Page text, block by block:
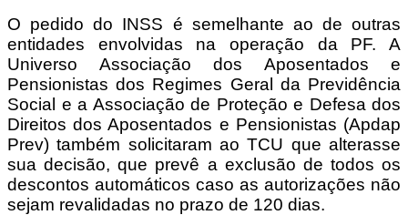
O pedido do INSS é semelhante ao de outras
entidades envolvidas na operação da PF. A
Universo Associação dos Aposentados e
Pensionistas dos Regimes Geral da Previdência
Social e a Associação de Proteção e Defesa dos
Direitos dos Aposentados e Pensionistas (Apdap
Prev) também solicitaram ao TCU que alterasse
sua decisão, que prevê a exclusão de todos os
descontos automáticos caso as autorizações não
sejam revalidadas no prazo de 120 dias.